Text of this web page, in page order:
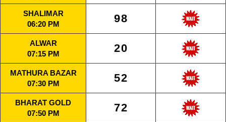
SHALIMAR
06:20 PM
98
ALWAR
07:15 PM
20
MATHURA BAZAR
07:30 PM
52
BHARAT GOLD
07:50 PM
72